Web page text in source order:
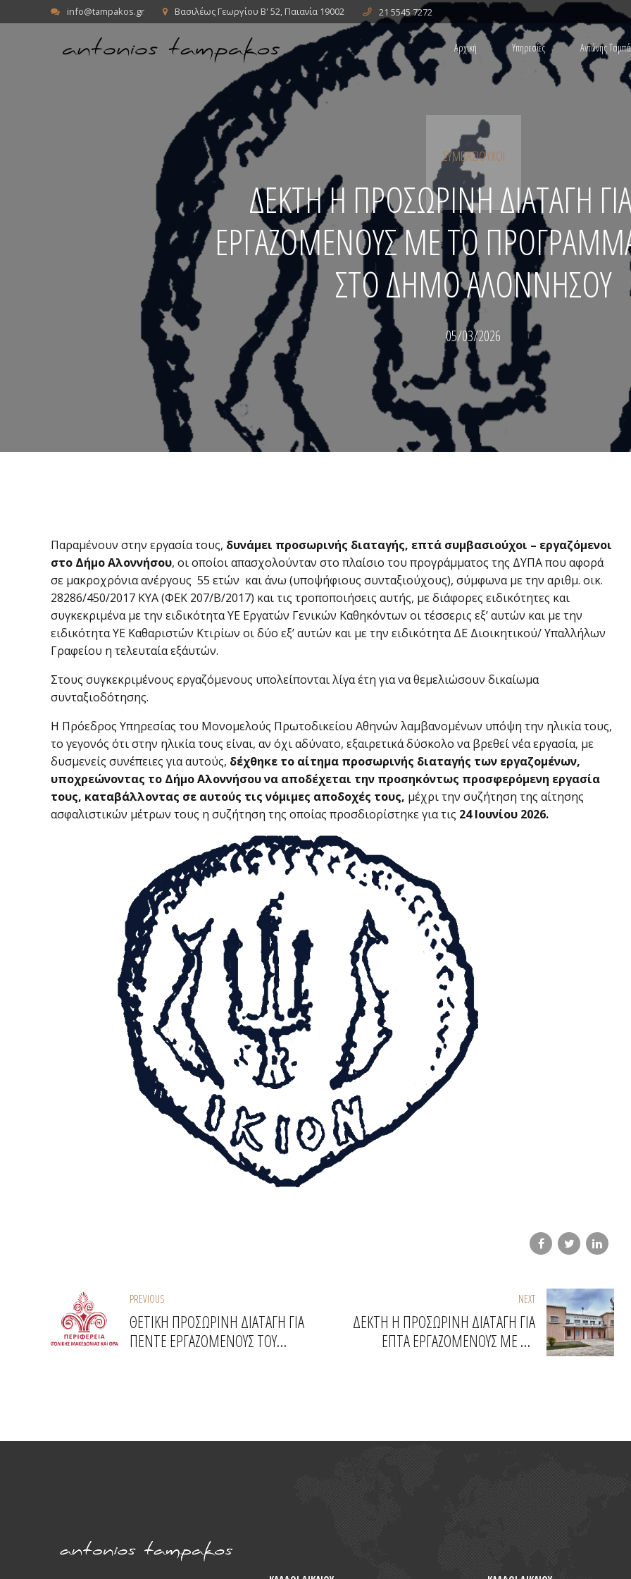
info@tampakos.gr Βασιλέως Γεωργίου Β' 52, Παιανία 19002 21 5545 7272
Αρχική Υπηρεσίες Αντώνης
ΣΥΜΒΑΣΙΟΎΧΟΙ
ΔΕΚΤΗ Η ΠΡΟΣΩΡΙΝΗ ΔΙΑΤΑΓΗ
ΕΡΓΑΖΟΜΕΝΟΥΣ ΜΕ ΤΟ
ΣΤΟ ΔΗΜΟ ΑΛΟΝΝΗΣΟΥ
05/03/2026
Παραμένουν στην εργασία τους, δυνάμει προσωρινής διαταγής, επτά συμβασιούχοι – εργαζόμενοι
στο Δήμο Αλοννήσου, οι οποίοι απασχολούνταν στο πλαίσιο του προγράμματος της ΔΥΠΑ που αφορά
σε μακροχρόνια ανέργους 55 ετών και άνω (υποψήφιους συνταξιούχους), σύμφωνα με την αριθμ. οικ.
28286/450/2017 ΚΥΑ (ΦΕΚ 207/Β/2017) και τις τροποποιήσεις αυτής, με διάφορες ειδικότητες και
συγκεκριμένα με την ειδικότητα ΥΕ Εργατών Γενικών Καθηκόντων οι τέσσερις εξ’ αυτών και με την
ειδικότητα ΥΕ Καθαριστών Κτιρίων οι δύο εξ’ αυτών και με την ειδικότητα ΔΕ Διοικητικού/ Υπαλλήλων
Γραφείου η τελευταία εξ΄αυτών.
Στους συγκεκριμένους εργαζόμενους υπολείπονται λίγα έτη για να θεμελιώσουν δικαίωμα
συνταξιοδότησης.
Η Πρόεδρος Υπηρεσίας του Μονομελούς Πρωτοδικείου Αθηνών λαμβανομένων υπόψη την ηλικία τους,
το γεγονός ότι στην ηλικία τους είναι, αν όχι αδύνατο, εξαιρετικά δύσκολο να βρεθεί νέα εργασία, με
δυσμενείς συνέπειες για αυτούς, δέχθηκε το αίτημα προσωρινής διαταγής των εργαζομένων,
υποχρεώνοντας το Δήμο Αλοννήσου να αποδέχεται την προσηκόντως προσφερόμενη εργασία
τους, καταβάλλοντας σε αυτούς τις νόμιμες αποδοχές τους, μέχρι την συζήτηση της αίτησης
ασφαλιστικών μέτρων τους η συζήτηση της οποίας προσδιορίστηκε για τις 24 Ιουνίου 2026.
PREVIOUS
ΘΕΤΙΚΗ ΠΡΟΣΩΡΙΝΗ ΔΙΑΤΑΓΗ ΓΙΑ
ΠΕΝΤΕ ΕΡΓΑΖΟΜΕΝΟΥΣ ΤΟΥ
NEXT
ΔΕΚΤΗ Η ΠΡΟΣΩΡΙΝΗ ΔΙΑΤΑΓΗ ΓΙΑ
ΕΠΤΑ ΕΡΓΑΖΟΜΕΝΟΥΣ ΜΕ ΤΟ